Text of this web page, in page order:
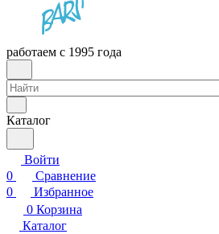
работаем с 1995 года
Каталог
Войти
0
Сравнение
0
Избранное
0 Корзина
Каталог